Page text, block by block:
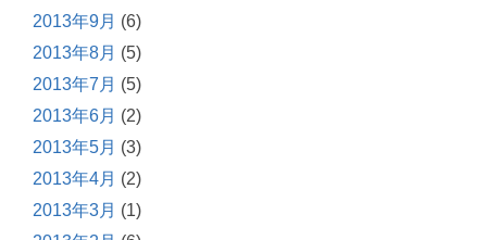
2013年9月 (6)
2013年8月 (5)
2013年7月 (5)
2013年6月 (2)
2013年5月 (3)
2013年4月 (2)
2013年3月 (1)